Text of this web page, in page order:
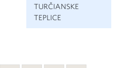
TURČIANSKE
TEPLICE